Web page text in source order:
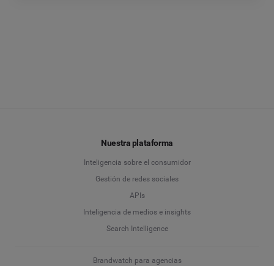
Nuestra plataforma
Inteligencia sobre el consumidor
Gestión de redes sociales
APIs
Inteligencia de medios e insights
Search Intelligence
Brandwatch para agencias